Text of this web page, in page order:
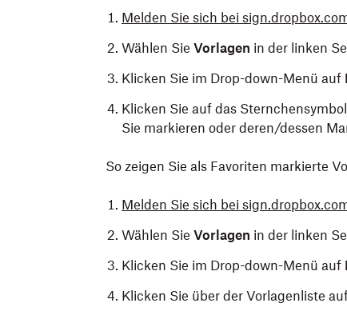
Melden Sie sich bei
Wählen Sie Vorlagen in der linken
Klicken Sie im Drop-down-Menü auf
Klicken Sie auf das
Sie markieren oder deren/dessen
So zeigen Sie als Favoriten markierte
Melden Sie sich bei
Wählen Sie Vorlagen in der linken
Klicken Sie im Drop-down-Menü auf
Klicken Sie über der Vorlagenliste